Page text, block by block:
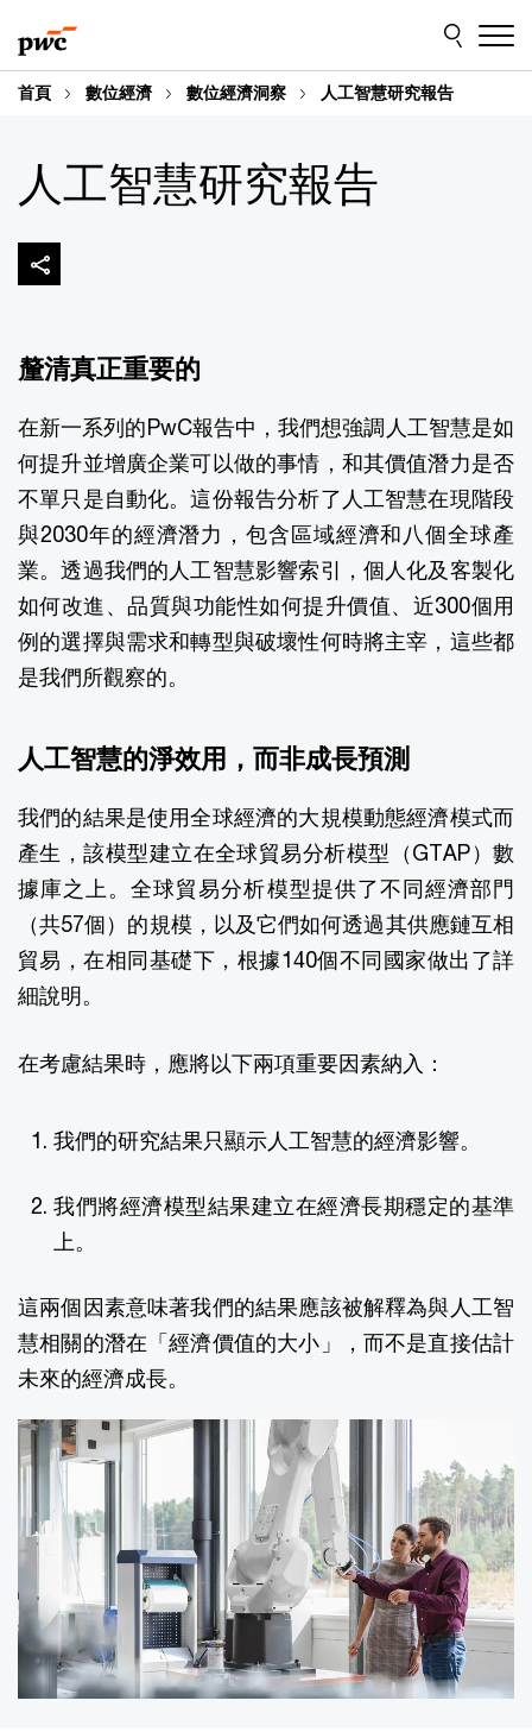
to
content
to
footer
首頁 數位經濟 數位經濟洞察 人工智慧研究報告
人工智慧研究報告
釐清真正重要的
在新一系列的PwC報告中，我們想強調人工智慧是如
何提升並增廣企業可以做的事情，和其價值潛力是否
不單只是自動化。這份報告分析了人工智慧在現階段
與2030年的經濟潛力，包含區域經濟和八個全球產
業。透過我們的人工智慧影響索引，個人化及客製化
如何改進、品質與功能性如何提升價值、近300個用
例的選擇與需求和轉型與破壞性何時將主宰，這些都
是我們所觀察的。
人工智慧的淨效用，而非成長預測
我們的結果是使用全球經濟的大規模動態經濟模式而
產生，該模型建立在全球貿易分析模型（GTAP）數
據庫之上。全球貿易分析模型提供了不同經濟部門
（共57個）的規模，以及它們如何透過其供應鏈互相
貿易，在相同基礎下，根據140個不同國家做出了詳
細說明。
在考慮結果時，應將以下兩項重要因素納入：
我們的研究結果只顯示人工智慧的經濟影響。
我們將經濟模型結果建立在經濟長期穩定的基準
上。
這兩個因素意味著我們的結果應該被解釋為與人工智
慧相關的潛在「經濟價值的大小」，而不是直接估計
未來的經濟成長。